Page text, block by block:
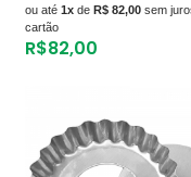
ou até 1x de R$ 82,00 sem
cartão
R$82,00